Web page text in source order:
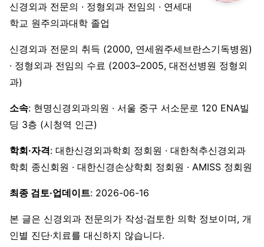
신경외과 전문의 · 정형외과 전임의 · 연세대
학교 원주의과대학 졸업
신경외과 전문의 취득 (2000, 연세원주세브란스기독병원)
· 정형외과 전임의 수료 (2003–2005, 대전선병원 정형외
과)
소속: 현명신경외과의원 · 서울 중구 서소문로 120 ENA빌
딩 3층 (시청역 인근)
학회·자격: 대한신경외과학회 정회원 · 대한척추신경외과
학회 종신회원 · 대한신경손상학회 정회원 · AMISS 정회원
최종 검토·업데이트: 2026-06-16
본 글은 신경외과 전문의가 작성·검토한 의학 정보이며, 개
인별 진단·치료를 대신하지 않습니다.